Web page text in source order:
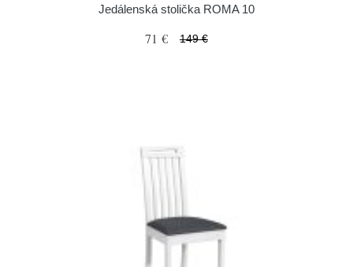
Jedálenská stolička ROMA 10
71 € 149 €